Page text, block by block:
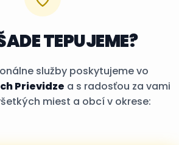
TEPUJEME?
služby poskytujeme vo
Prievidze a s radosťou za vami
miest a obcí v okrese: